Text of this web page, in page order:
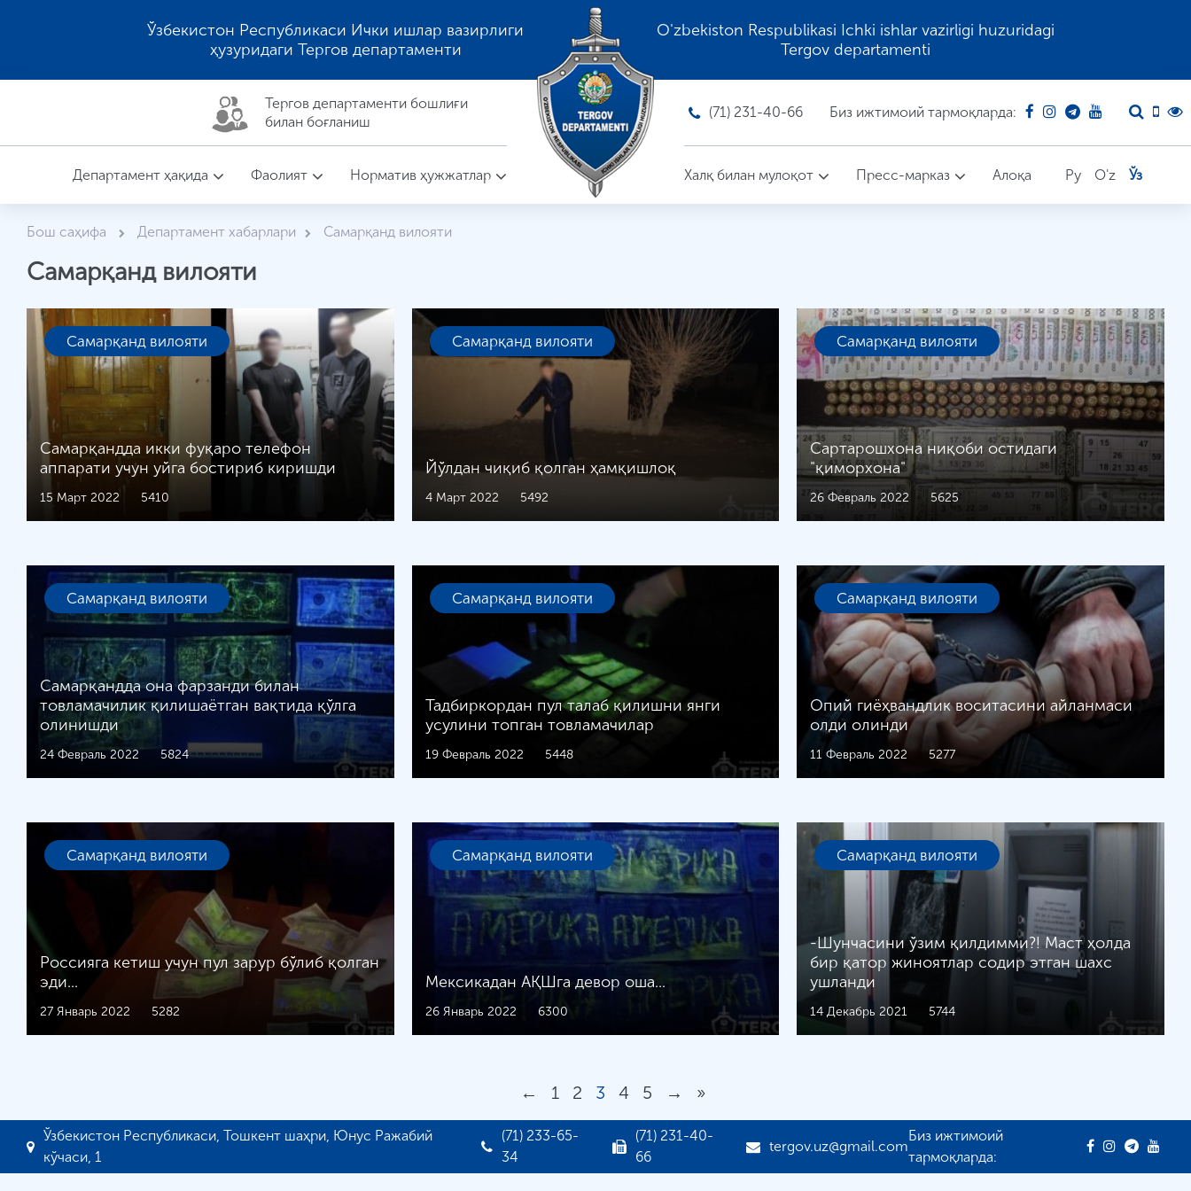
Ўзбекистон Республикаси Ички ишлар вазирлиги
ҳузуридаги Тергов департаменти
O'zbekiston Respublikasi Ichki ishlar vazirligi huzuridagi
Tergov departamenti
Тергов департaменти бошлиғи
билан боғланиш
(71) 231-40-66 Биз ижтимоий тармоқларда:
Департамент ҳақида Фаолият Норматив ҳужжатлар Халқ билан мулоқот Пресс-марказ Алоқа Ру O'z Ўз
Бош саҳифа Департамент хабарлари Самарқанд вилояти
Самарқанд вилояти
Самарқанд вилояти
Самарқандда икки фуқаро телефон
аппарати учун уйга бостириб киришди
15 Март 2022 5410
Самарқанд вилояти
Йўлдан чиқиб қолган ҳамқишлоқ
4 Март 2022 5492
Самарқанд вилояти
Сартарошхона ниқоби остидаги
"қиморхона"
26 Февраль 2022 5625
Самарқанд вилояти
Самарқандда она фарзанди билан
товламачилик қилишаётган вақтида қўлга
олинишди
24 Февраль 2022 5824
Самарқанд вилояти
Тадбиркордан пул талаб қилишни янги
усулини топган товламачилар
19 Февраль 2022 5448
Самарқанд вилояти
Опий гиёҳвандлик воситасини айланмаси
олди олинди
11 Февраль 2022 5277
Самарқанд вилояти
Россияга кетиш учун пул зарур бўлиб қолган
эди...
27 Январь 2022 5282
Самарқанд вилояти
Мексикадан АҚШга девор оша...
26 Январь 2022 6300
Самарқанд вилояти
-Шунчасини ўзим қилдимми?! Маст ҳолда
бир қатор жиноятлар содир этган шахс
ушланди
14 Декабрь 2021 5744
← 1 2 3 4 5 → »
Ўзбекистон Республикаси, Тошкент шаҳри, Юнус Ражабий
кўчаси, 1
(71) 233-65-
34
(71) 231-40-
66
tergov.uz@gmail.com
Биз ижтимоий
тармоқларда: